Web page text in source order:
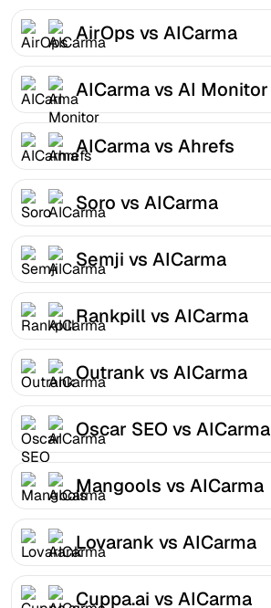
AirOps vs AICarma
AICarma vs AI Monitor
AICarma vs Ahrefs
Soro vs AICarma
Semji vs AICarma
Rankpill vs AICarma
Outrank vs AICarma
Oscar SEO vs AICarma
Mangools vs AICarma
Lovarank vs AICarma
Cuppa.ai vs AICarma